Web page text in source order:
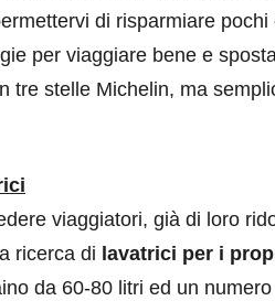
di risparmiare
per viaggiare bene e
tre stelle Michelin, ma
viaggiatori, già di loro
ricerca di lavatrici per i
da 60-80 litri ed un
la Grecia di
il Viaggio